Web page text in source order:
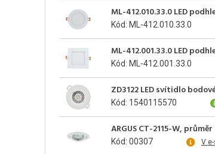
ML-412.010.33.0 LED
Kód: ML-412.010.33.0
ML-412.001.33.0 LED
Kód: ML-412.001.33.0
ZD3122 LED svítidlo
Kód: 1540115570
ARGUS CT-2115-W,
Kód: 00307 V